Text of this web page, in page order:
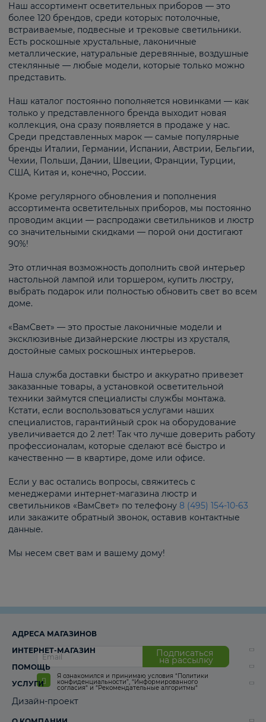
Наш ассортимент осветительных приборов — это
более 120 брендов, среди которых: потолочные,
встраиваемые, подвесные и трековые светильники.
Есть роскошные хрустальные, лаконичные
металлические, натуральные деревянные, воздушные
стеклянные — любые модели, которые только можно
представить.
Наш каталог постоянно пополняется новинками — как
только у представленного бренда выходит новая
коллекция, она сразу появляется в продаже у нас.
Среди представленных марок — самые популярные
бренды Италии, Германии, Испании, Австрии, Бельгии,
Чехии, Польши, Дании, Швеции, Франции, Турции,
США, Китая и, конечно, России.
Кроме регулярного обновления и пополнения
ассортимента осветительных приборов, мы постоянно
проводим акции — распродажи светильников и люстр
со значительными скидками — порой они достигают
90%!
Это отличная возможность дополнить свой интерьер
настольной лампой или торшером, купить люстру,
выбрать подарок или полностью обновить свет во всем
доме.
«ВамСвет» — это простые лаконичные модели и
эксклюзивные дизайнерские люстры из хрусталя,
достойные самых роскошных интерьеров.
Наша служба доставки быстро и аккуратно привезет
заказанные товары, а установкой осветительной
техники займутся специалисты службы монтажа.
Кстати, если воспользоваться услугами наших
специалистов, гарантийный срок на оборудование
увеличивается до 2 лет! Так что лучше доверить работу
профессионалам, которые сделают всё быстро и
качественно — в квартире, доме или офисе.
Если у вас остались вопросы, свяжитесь с
менеджерами интернет-магазина люстр и
светильников «ВамСвет» по телефону 8 (495) 154-10-63
или закажите обратный звонок, оставив контактные
данные.
Мы несем свет вам и вашему дому!
Подписаться
на рассылку
Я ознакомился и принимаю условия “Политики
конфиденциальности”, “Информированного
согласия“ и “Рекомендательные алгоритмы“
АДРЕСА МАГАЗИНОВ
ИНТЕРНЕТ-МАГАЗИН
ПОМОЩЬ
УСЛУГИ
Дизайн-проект